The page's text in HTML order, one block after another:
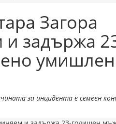
Загора
и задържа
за инцидента е семеен